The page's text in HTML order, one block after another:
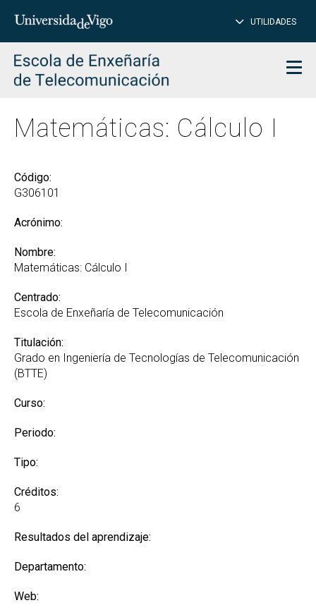
Insertar
para
buscar
UTILIDADES
Matemáticas: Cálculo I
Código:
G306101
Acrónimo:
Nombre:
Matemáticas: Cálculo I
Centrado:
Escola de Enxeñaría de Telecomunicación
Titulación:
Grado en Ingeniería de Tecnologías de Telecomunicación
(BTTE)
Curso:
Periodo:
Tipo:
Créditos:
6
Resultados del aprendizaje:
Departamento:
Web: